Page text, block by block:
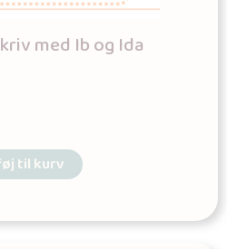
med Ib og Ida
til kurv